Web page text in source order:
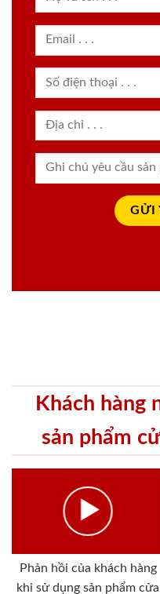
Khách hàng
sản phẩm
Phản hồi của khách hàng
khi sử dụng sản phẩm cửa